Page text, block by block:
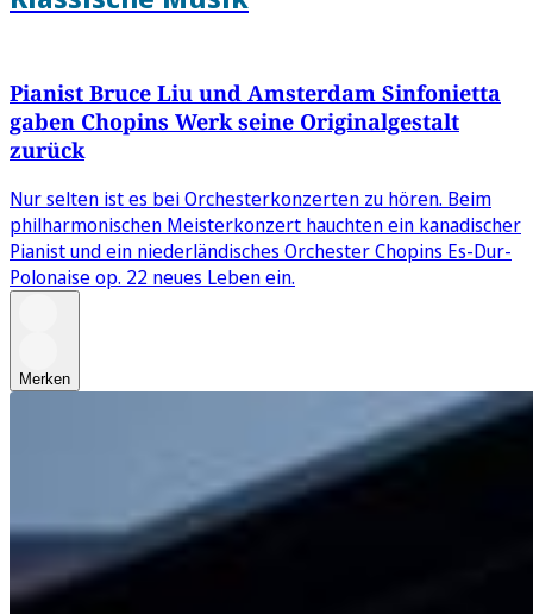
Pianist Bruce Liu und Amsterdam Sinfonietta
gaben Chopins Werk seine Originalgestalt
zurück
Nur selten ist es bei Orchesterkonzerten zu hören. Beim
philharmonischen Meisterkonzert hauchten ein kanadischer
Pianist und ein niederländisches Orchester Chopins Es-Dur-
Polonaise op. 22 neues Leben ein.
Merken